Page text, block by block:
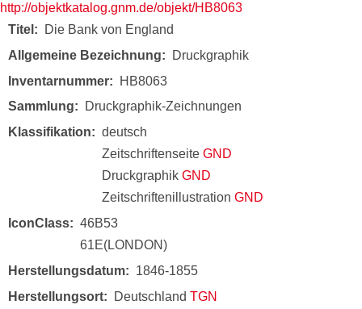
http://objektkatalog.gnm.de/objekt/HB8063
Titel
Die Bank von England
Allgemeine Bezeichnung
Druckgraphik
Inventarnummer
HB8063
Sammlung
Druckgraphik-Zeichnungen
Klassifikation
deutsch
Zeitschriftenseite GND
Druckgraphik GND
Zeitschriftenillustration GND
IconClass
46B53
61E(LONDON)
Herstellungsdatum
1846-1855
Herstellungsort
Deutschland TGN